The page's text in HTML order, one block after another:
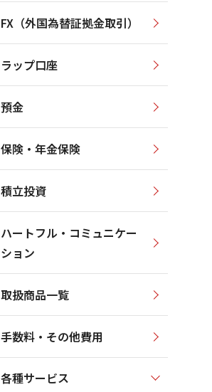
FX（外国為替証拠金取引）
ラップ口座
預金
保険・年金保険
積立投資
ハートフル・コミュニケー
ション
取扱商品一覧
手数料・その他費用
各種サービス